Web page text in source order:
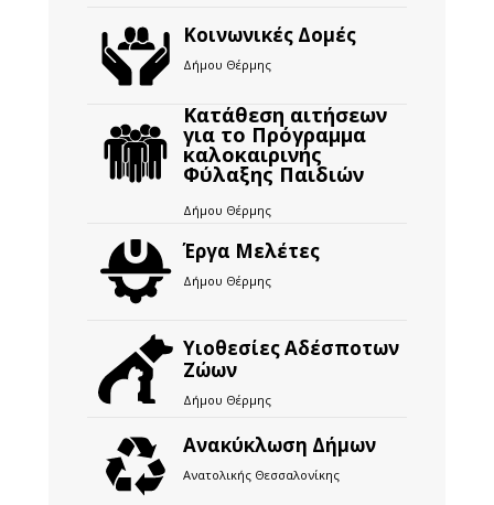
Κοινωνικές Δομές
Δήμου Θέρμης
Κατάθεση αιτήσεων
για το Πρόγραμμα
καλοκαιρινής
Φύλαξης Παιδιών
Δήμου Θέρμης
Έργα Μελέτες
Δήμου Θέρμης
Υιοθεσίες Αδέσποτων
Ζώων
Δήμου Θέρμης
Ανακύκλωση Δήμων
Ανατολικής Θεσσαλονίκης